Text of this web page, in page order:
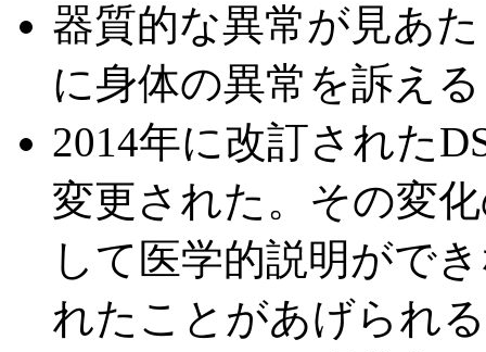
器質的な異常が見あ
に身体の異常を訴え
2014年に改訂された
変更された。その変
して医学的説明がで
れたことがあげられ